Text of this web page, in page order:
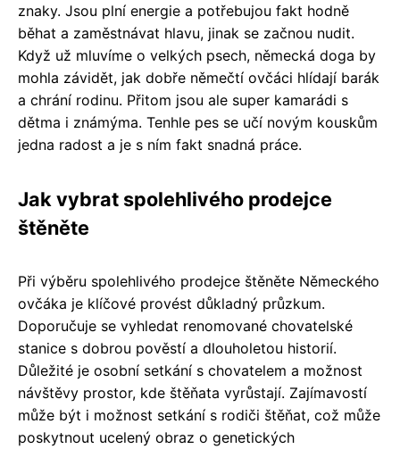
znaky. Jsou plní energie a potřebujou fakt hodně
běhat a zaměstnávat hlavu, jinak se začnou nudit.
Když už mluvíme o velkých psech, německá doga by
mohla závidět, jak dobře němečtí ovčáci hlídají barák
a chrání rodinu. Přitom jsou ale super kamarádi s
dětma i známýma. Tenhle pes se učí novým kouskům
jedna radost a je s ním fakt snadná práce.
Jak vybrat spolehlivého prodejce
štěněte
Při výběru spolehlivého prodejce štěněte Německého
ovčáka je klíčové provést důkladný průzkum.
Doporučuje se vyhledat renomované chovatelské
stanice s dobrou pověstí a dlouholetou historií.
Důležité je osobní setkání s chovatelem a možnost
návštěvy prostor, kde štěňata vyrůstají. Zajímavostí
může být i možnost setkání s rodiči štěňat, což může
poskytnout ucelený obraz o genetických